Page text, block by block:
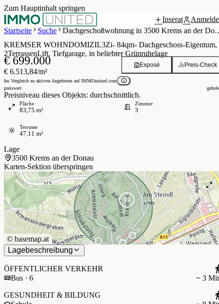
Zum Hauptinhalt springen
Inserat
Startseite
Suche
/ 11
KREMSER WOHNDOMIZIL3Zi- 84qm- Dachgeschoss-Eigentum,
2TerrassenLift, Tiefgarage, in beliebter Grünruhelage
€ 699.000
€ 6.513,84/m²
Im Vergleich zu aktiven Angeboten auf IMMOunited.com
preiswert
Preisniveau dieses Objekts: durchschnittlich.
Preis-Check
Exposé
Fläche
83,75 m²
Zimmer
3
Terrasse
47,11 m²
Lage
3500 Krems an der Donau
Karten-Sektion überspringen
© basemap.at
Lagebeschreibung
ÖFFENTLICHER VERKEHR
Bus · 6
~ 3
GESUNDHEIT & BILDUNG